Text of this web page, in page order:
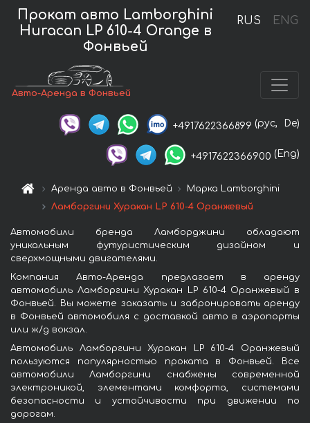
RUS ENG
Прокат авто Lamborghini
Huracan LP 610-4 Orange в
Фонвьей
Авто-Аренда в Фонвьей
+4917622366899 (рус, De)
+4917622366900 (Eng)
Аренда авто в Фонвьей
Марка Lamborghini
Ламборгини Хуракан LP 610-4 Оранжевый
Автомобили бренда Ламборджини обладают
уникальным футуристическим дизайном и
сверхмощными двигателями.
Компания Авто-Аренда предлагает в аренду
автомобиль Ламборгини Хуракан LP 610-4 Оранжевый в
Фонвьей. Вы можете заказать и забронировать аренду
в Фонвьей автомобиля с доставкой авто в аэропорты
или ж/д вокзал.
Автомобиль Ламборгини Хуракан LP 610-4 Оранжевый
пользуются популярностью проката в Фонвьей. Все
автомобили Ламборгини снабжены современной
электроникой, элементами комфорта, системами
безопасности и устойчивости при движении по
дорогам.